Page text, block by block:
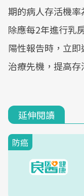
期的病人存活機
除應每2年進行乳
陽性報告時，立
治療先機，提高存
延伸閱讀
防癌